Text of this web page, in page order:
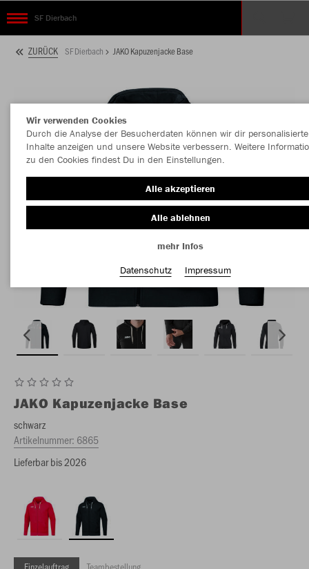
SF Dierbach
ZURÜCK SF Dierbach JAKO Kapuzenjacke Base
JAKO Kapuzenjacke Base
schwarz
Artikelnummer: 6865
Lieferbar bis 2026
Wir verwenden Cookies
Durch die Analyse der Besucherdaten können wir dir personalisierte
Inhalte anzeigen und unsere Website verbessern. Weitere
zu den Cookies findest Du in den Einstellungen.
Alle akzeptieren
Alle ablehnen
mehr Infos
Datenschutz
Impressum